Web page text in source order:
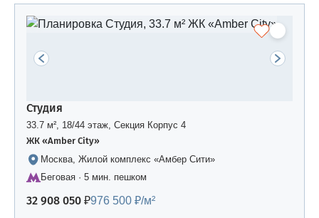
Студия
33.7 м², 18/44 этаж, Секция Корпус 4
ЖК «Amber Сity»
Москва, Жилой комплекс «Амбер Сити»
Беговая · 5 мин. пешком
32 908 050 ₽976 500 ₽/м²